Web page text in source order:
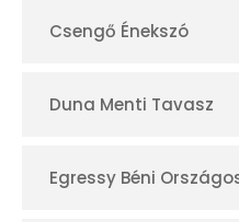
Csengő Énekszó
Duna Menti Tavasz
Egressy Béni